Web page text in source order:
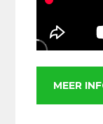
MEER